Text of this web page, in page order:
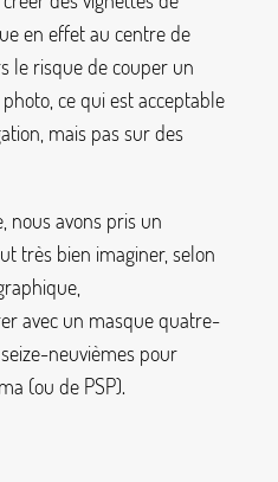
en effet au centre de
le risque de couper un
ce qui est acceptable
mais pas sur des
nous avons pris un
très bien imaginer, selon
avec un masque quatre-
neuvièmes pour
(ou de PSP).